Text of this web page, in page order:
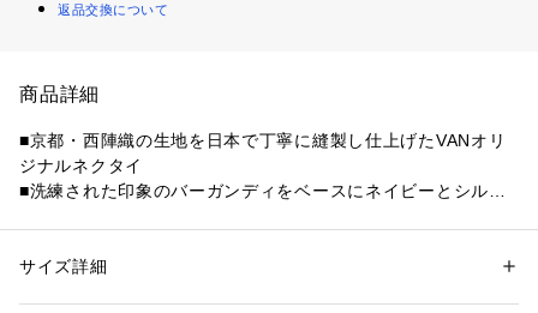
返品交換について
商品詳細
■京都・西陣織の生地を日本で丁寧に縫製し仕上げたVANオリ
ジナルネクタイ
■洗練された印象のバーガンディをベースにネイビーとシルバ
す性別：メンズ
素材：絹100%
サイズ詳細